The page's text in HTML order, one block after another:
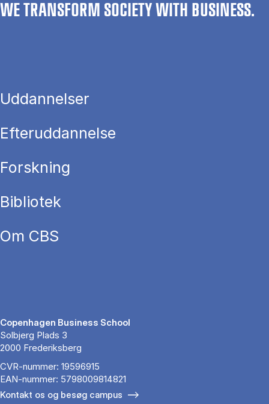
WE TRANSFORM SOCIETY WITH BUSINESS.
Uddannelser
Efteruddannelse
Forskning
Bibliotek
Om CBS
Copenhagen Business School
Solbjerg Plads 3
2000 Frederiksberg
CVR-nummer: 19596915
EAN-nummer: 5798009814821
Kontakt os og besøg campus